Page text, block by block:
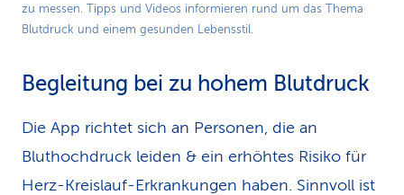
Video
zu messen. Tipps und Videos informieren rund um das Thema
Blutdruck und einem gesunden Lebensstil.
Begleitung bei zu hohem Blutdruck
Die App richtet sich an Personen, die an
Bluthochdruck leiden & ein erhöhtes Risiko für
Herz-Kreislauf-Erkrankungen haben. Sinnvoll ist